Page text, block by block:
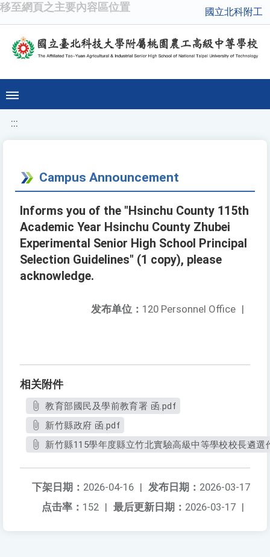
移至網頁之主要內容區位置 國立北科附工
:::
Campus Announcement
Informs you of the "Hsinchu County 115th
Academic Year Hsinchu County Zhubei
Experimental Senior High School Principal
Selection Guidelines" (1 copy), please
acknowledge.
发布单位： 120 Personnel Office |
相关附件
教育部國民及學前教育署 函.pdf
新竹縣政府 函.pdf
新竹縣115學年度縣立竹北實驗高級中等學校校長遴選
发布日期： 2026-03-17
下架日期： 2026-04-16 |
最后更新日期： 2026-03-17 |
点击率： 152 |